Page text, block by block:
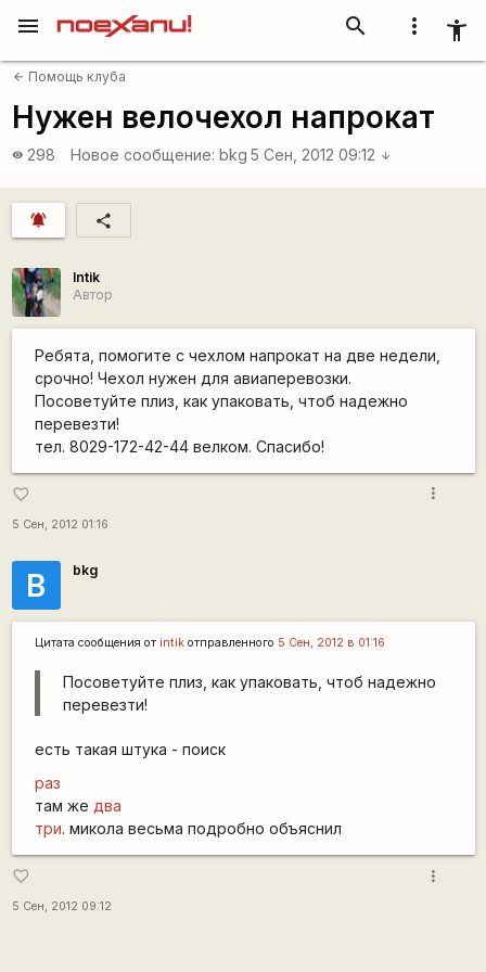
more_vert accessibility_new
search
menu
arrow_back Помощь клуба
Нужен велочехол напрокат
visibility 298 Новое сообщение: bkg 5 Сен, 2012 09:12 arrow_downward
notifications_active share
Intik
Автор
Ребята, помогите с чехлом напрокат на две недели,
срочно! Чехол нужен для авиаперевозки.
Посоветуйте плиз, как упаковать, чтоб надежно
перевезти!
тел. 8029-172-42-44 велком. Спасибо!
favorite_border
5 Сен, 2012 01:16
more_vert
B bkg
Цитата сообщения от intikотправленного 5 Сен, 2012 в 01:16
Посоветуйте плиз, как упаковать, чтоб надежно
перевезти!
есть такая штука - поиск
раз
там же два
три. микола весьма подробно объяснил
favorite_border
5 Сен, 2012 09:12
more_vert